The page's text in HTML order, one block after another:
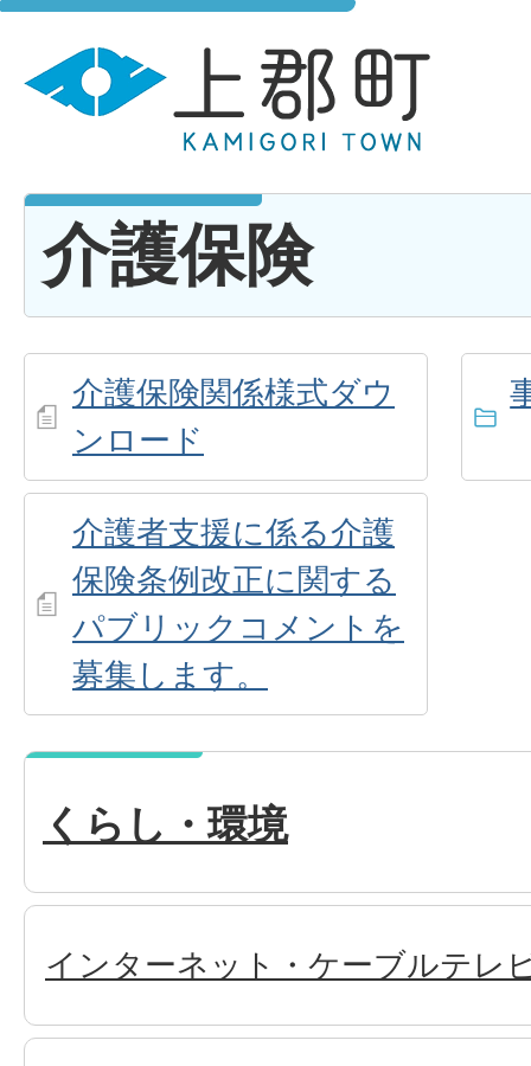
介護保険
介護保険関係様式ダウ
ンロード
介護者支援に係る介護
保険条例改正に関する
パブリックコメントを
募集します。
くらし・環境
インターネット・ケーブルテレ